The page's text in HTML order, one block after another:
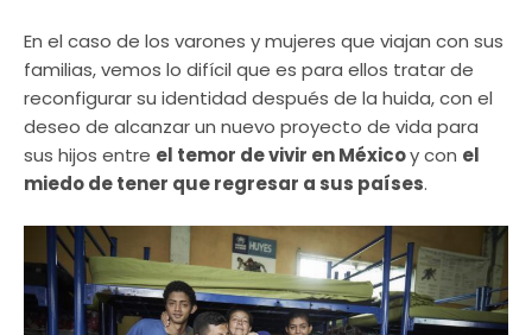
En el caso de los varones y mujeres que viajan con sus
familias, vemos lo difícil que es para ellos tratar de
reconfigurar su identidad después de la huida, con el
deseo de alcanzar un nuevo proyecto de vida para
sus hijos entre el temor de vivir en Méxicoy con el
miedo de tener que regresar a sus países.